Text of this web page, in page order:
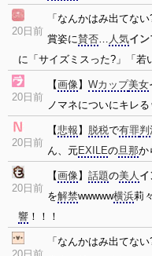
20日前
「なんかはみ出てな
賞姿に賛否… 人気イ
に「サイズミスった?」「若
20日前
【画像】 Wカップ美女
ノマネについにキレ
20日前
【悲報 】 脱税で有罪判
ん、元EXILEの旦那か
20日前
【画像】 話題の美人
を解禁wwwww横浜莉
響 ！！！
「なんかはみ出てな